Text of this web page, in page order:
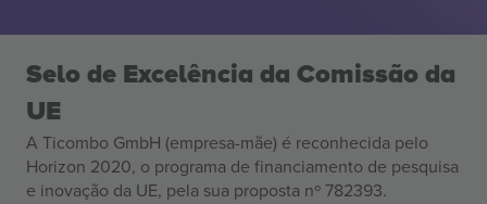
Selo de Excelência da Comissão da
UE
A Ticombo GmbH (empresa-mãe) é reconhecida pelo
Horizon 2020, o programa de financiamento de pesquisa
e inovação da UE, pela sua proposta nº 782393.